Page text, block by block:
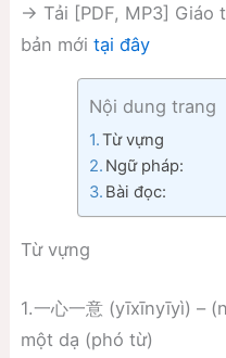
→ Tải [PDF, MP3] Giáo
bản mới tại đây
Nội dung trang
Từ vựng
Ngữ pháp:
Bài đọc:
Từ vựng
1.一心一意 (yīxīnyīyì) –
một dạ (phó từ)